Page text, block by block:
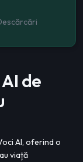
de
AI, oferind o
viață